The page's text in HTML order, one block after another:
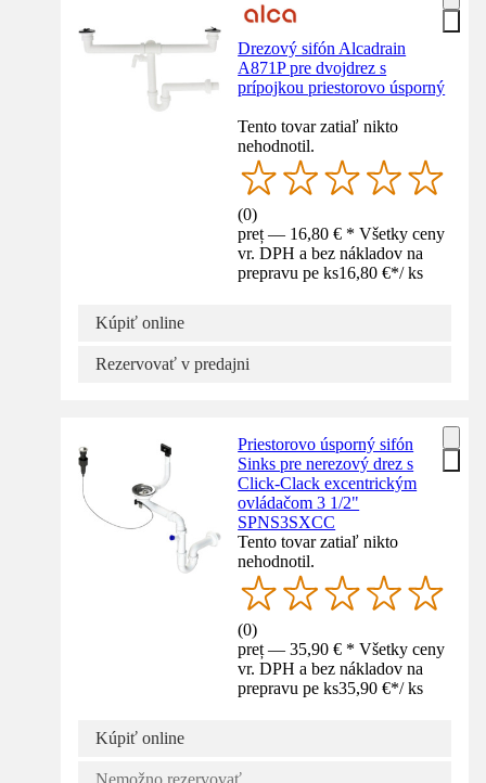
Drezový sifón Alcadrain
A871P pre dvojdrez s
prípojkou priestorovo úsporný
Tento tovar zatiaľ nikto
nehodnotil.
(0)
preț — 16,80 € * Všetky ceny
vr. DPH a bez nákladov na
prepravu pe ks16,80 €*/ ks
Kúpiť online
Rezervovať v predajni
Priestorovo úsporný sifón
Sinks pre nerezový drez s
Click-Clack excentrickým
ovládačom 3 1/2"
SPNS3SXCC
Tento tovar zatiaľ nikto
nehodnotil.
(0)
preț — 35,90 € * Všetky ceny
vr. DPH a bez nákladov na
prepravu pe ks35,90 €*/ ks
Kúpiť online
Nemožno rezervovať